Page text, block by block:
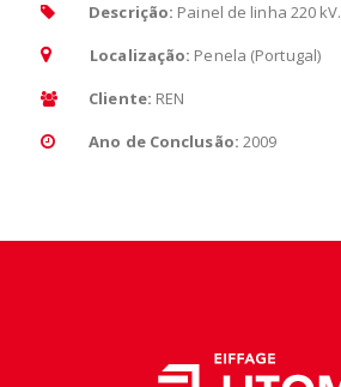
Descrição: Painel de linha 220 kV.
Localização: Penela (Portugal)
Cliente: REN
Ano de Conclusão: 2009